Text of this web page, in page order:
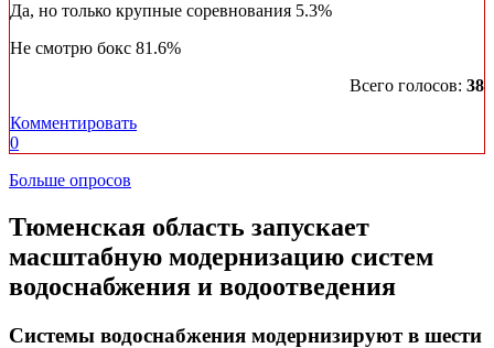
Да, но только крупные соревнования 5.3%
Не смотрю бокс 81.6%
Всего голосов: 38
Комментировать
0
Больше опросов
​Тюменская область запускает
масштабную модернизацию систем
водоснабжения и водоотведения
Системы водоснабжения модернизируют в шести